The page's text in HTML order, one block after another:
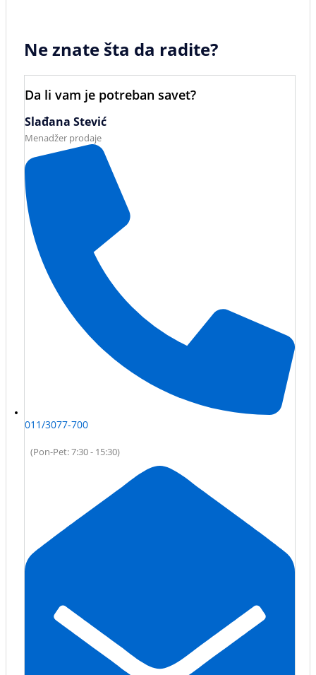
Ne znate šta da radite?
Da li vam je potreban savet?
Slađana Stević
Menadžer prodaje
011/3077-700
(Pon-Pet: 7:30 - 15:30)